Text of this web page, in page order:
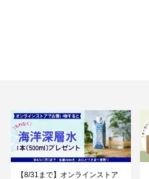
【8/31まで】オンラインストア